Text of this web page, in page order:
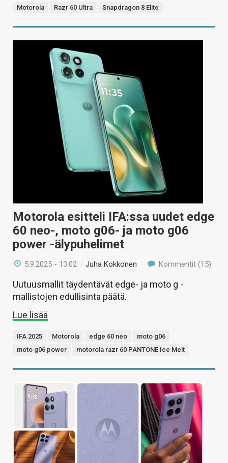
Motorola Razr 60 Ultra Snapdragon 8 Elite
Motorola esitteli IFA:ssa uudet edge
60 neo-, moto g06- ja moto g06
power -älypuhelimet
5.9.2025 - 13:02 /Juha Kokkonen Kommentit (15)
Uutuusmallit täydentävät edge- ja moto g -
mallistojen edullisinta päätä.
Lue lisää
IFA 2025 Motorola edge 60 neo
moto g06
moto g06 power
motorola razr 60 PANTONE Ice Melt